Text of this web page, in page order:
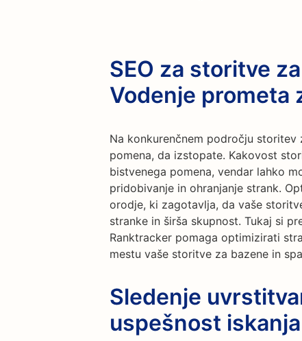
SEO za storitve
Vodenje prometa
Na konkurenčnem področju storitev
pomena, da izstopate. Kakovost
bistvenega pomena, vendar lahko
pridobivanje in ohranjanje strank.
orodje, ki zagotavlja, da vaše
stranke in širša skupnost. Tukaj si
Ranktracker pomaga optimizirati
mestu vaše storitve za bazene in
Sledenje
uspešnost iskanja